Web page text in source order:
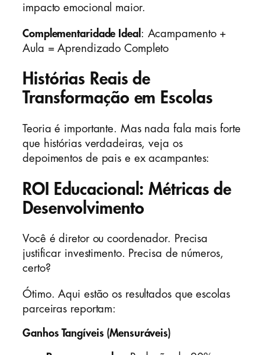
impacto emocional maior.
Complementaridade Ideal : Acampamento +
Aula = Aprendizado Completo
Histórias Reais de
Transformação em Escolas
Teoria é importante. Mas nada fala mais forte
que histórias verdadeiras, veja os
depoimentos de pais e ex acampantes:
ROI Educacional: Métricas de
Desenvolvimento
Você é diretor ou coordenador. Precisa
justificar investimento. Precisa de números,
certo?
Ótimo. Aqui estão os resultados que escolas
parceiras reportam:
Ganhos Tangíveis (Mensuráveis)